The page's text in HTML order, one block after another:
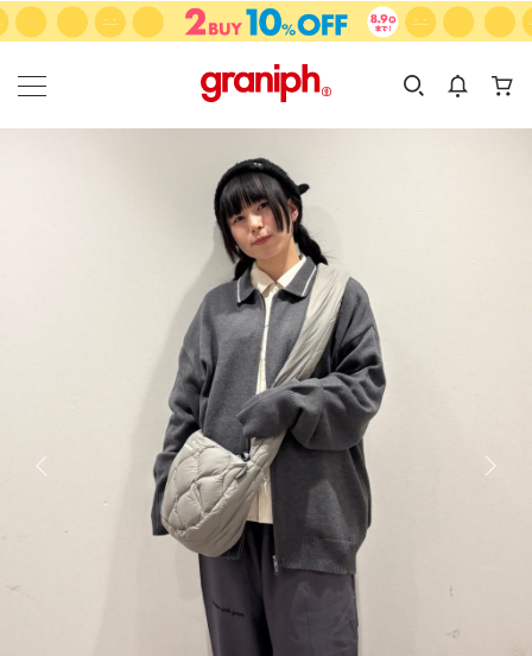
カテゴリーから探す
KIDS
カテゴリ
サイズ